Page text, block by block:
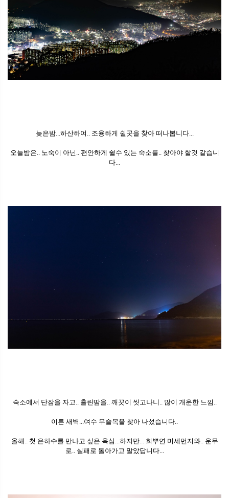
늦은밤...하산하여.. 조용하게 쉴곳을 찾아 떠나봅니다...
오늘밤은.. 노숙이 아닌.. 편안하게 쉴수 있는 숙소를.. 찾아야 할것 같습니
다...
숙소에서 단잠을 자고.. 흘린땀을.. 깨끗이 씻고나니.. 많이 개운한 느낌..
이른 새벽...여수 무슬목을 찾아 나섰습니다..
올해.. 첫 은하수를 만나고 싶은 욕심...하지만... 희뿌연 미세먼지와.. 운무
로.. 실패로 돌아가고 말았답니다...